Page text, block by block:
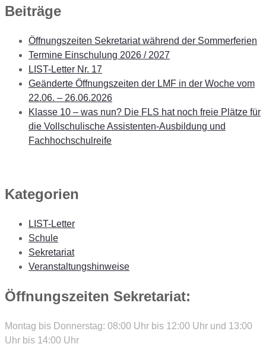
Beiträge
Öffnungszeiten Sekretariat während der Sommerferien
Termine Einschulung 2026 / 2027
LIST-Letter Nr. 17
Geänderte Öffnungszeiten der LMF in der Woche vom
22.06. – 26.06.2026
Klasse 10 – was nun? Die FLS hat noch freie Plätze für
die Vollschulische Assistenten-Ausbildung und
Fachhochschulreife
Kategorien
LIST-Letter
Schule
Sekretariat
Veranstaltungshinweise
Öffnungszeiten Sekretariat:
Montag bis Donnerstag: 08:00 Uhr bis 12:00 Uhr und 13:00
Uhr bis 14:00 Uhr